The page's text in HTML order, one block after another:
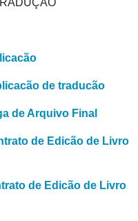
de traducão
de Arquivo Final
de Edicão de Livro
de Edicão de Livro